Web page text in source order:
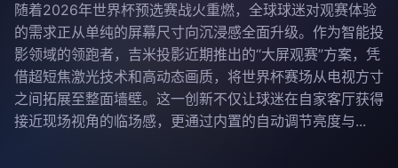
随着2026年世界杯预选赛战火重燃，全球球迷对观赛体验
的需求正从单纯的屏幕尺寸向沉浸感全面升级。作为智能投
影领域的领跑者，吉米投影近期推出的“大屏观赛”方案，凭
借超短焦激光技术和高动态画质，将世界杯赛场从电视方寸
之间拓展至整面墙壁。这一创新不仅让球迷在自家客厅获得
接近现场视角的临场感，更通过内置的自动调节亮度与...